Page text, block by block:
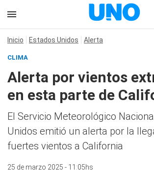
Inicio Estados Unidos Alerta
CLIMA
Alerta por vientos
en esta parte de
El Servicio Meteorológico
Unidos emitió un alerta por la
fuertes vientos a California
25 de marzo 2025 - 11:05hs